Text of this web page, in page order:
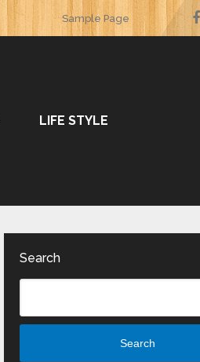
Sample Page
LIFE STYLE
Search
Search